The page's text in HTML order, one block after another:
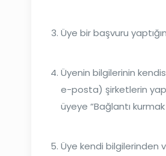
Üye bir başvuru
Üyenin bilgilerinin
e-posta) şirketlerin
üyeye “Bağlantı
Üye kendi bilgilerinden